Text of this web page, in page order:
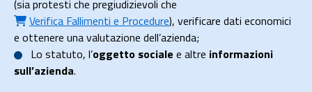
(sia protesti che pregiudizievoli che
Verifica Fallimenti e Procedure), verificare dati economici
e ottenere una valutazione dell’azienda;
Lo statuto, l’oggetto sociale e altre informazioni
sull’azienda.